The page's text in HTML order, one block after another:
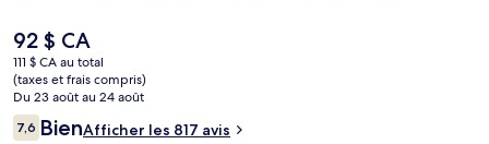
personnel serviable.
Le
prix
actuel
est
de 92 $ CA
92 $ CA
111 $ CA au total
(taxes et frais compris)
Du 23 août au 24 août
Avis
7,67,6 sur 10 –
BienAfficher les 817 avis